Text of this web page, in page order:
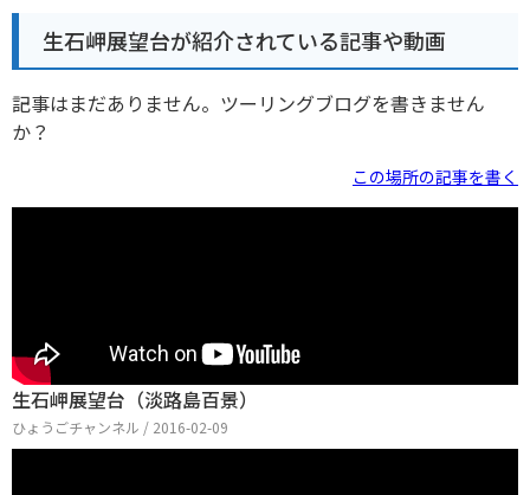
生石岬展望台が紹介されている記事や動画
記事はまだありません。ツーリングブログを書きません
か？
この場所の記事を書く
生石岬展望台（淡路島百景）
ひょうごチャンネル / 2016-02-09